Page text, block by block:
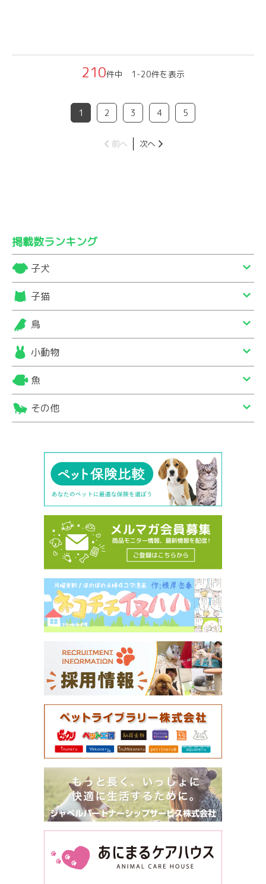
210件中 1-20件を表示
1 2 3 4 5
前へ 次へ
掲載数ランキング
子犬
子猫
鳥
小動物
魚
その他